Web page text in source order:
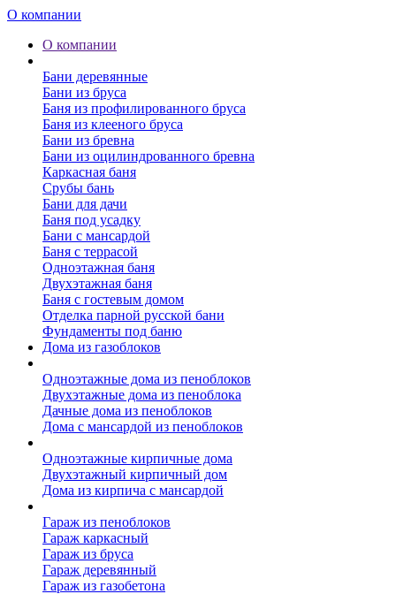
О компании
О компании
Бани деревянные
Бани из бруса
Баня из профилированного бруса
Баня из клееного бруса
Бани из бревна
Бани из оцилиндрованного бревна
Каркасная баня
Срубы бань
Бани для дачи
Баня под усадку
Бани с мансардой
Баня с террасой
Одноэтажная баня
Двухэтажная баня
Баня с гостевым домом
Отделка парной русской бани
Фундаменты под баню
Дома из газоблоков
Одноэтажные дома из пеноблоков
Двухэтажные дома из пеноблока
Дачные дома из пеноблоков
Дома с мансардой из пеноблоков
Одноэтажные кирпичные дома
Двухэтажный кирпичный дом
Дома из кирпича с мансардой
Гараж из пеноблоков
Гараж каркасный
Гараж из бруса
Гараж деревянный
Гараж из газобетона